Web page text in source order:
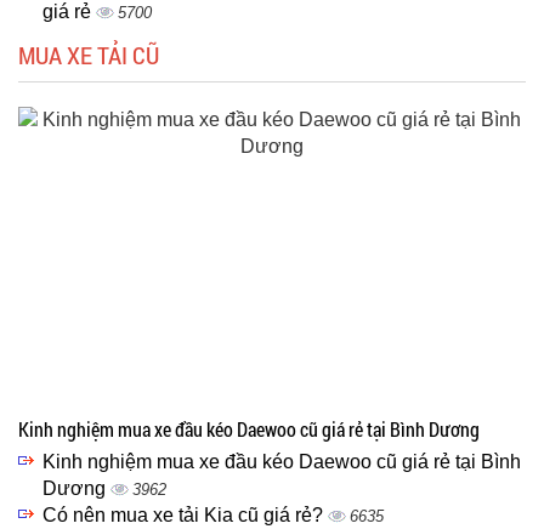
giá rẻ
5700
MUA XE TẢI CŨ
Kinh nghiệm mua xe đầu kéo Daewoo cũ giá rẻ tại Bình Dương
Kinh nghiệm mua xe đầu kéo Daewoo cũ giá rẻ tại Bình
Dương
3962
Có nên mua xe tải Kia cũ giá rẻ? 6635